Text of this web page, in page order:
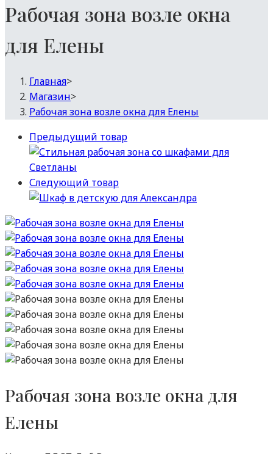
Рабочая зона возле окна
для Елены
Главная>
Магазин>
Рабочая зона возле окна для Елены
Предыдущий товар
Следующий товар
Рабочая зона возле окна для
Елены